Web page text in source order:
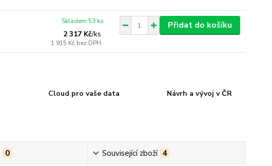
2 317 Kč/ks
1 915 Kč bez DPH
Skladem 53 ks Přidat do košíku
Cloud pro vaše data Návrh a vývoj v ČR
0 Související zboží 4